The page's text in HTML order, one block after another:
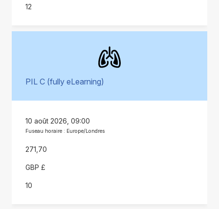
12
PIL C (fully eLearning)
10 août 2026, 09:00
Fuseau horaire : Europe/Londres
271,70
GBP £
10